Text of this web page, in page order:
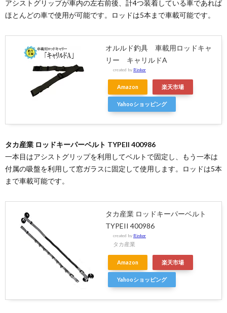
アシストグリップが車内の左右前後、計4つ装着している車であれば
ほとんどの車で使用が可能です。ロッドは5本まで車載可能です。
オルルド釣具 車載用ロッドキャ
リー キャリルドA
created by Rinker
Amazon 楽天市場
Yahooショッピング
タカ産業 ロッドキーパーベルト TYPEII 400986
一本目はアシストグリップを利用してベルトで固定し、もう一本は
付属の吸盤を利用して窓ガラスに固定して使用します。ロッドは5本
まで車載可能です。
タカ産業 ロッドキーパーベルト
TYPEII 400986
created by Rinker
タカ産業
Amazon 楽天市場
Yahooショッピング